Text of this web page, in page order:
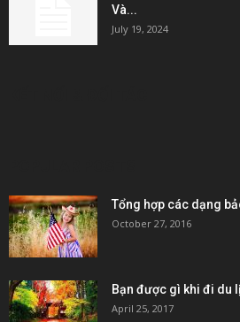
Và...
July 19, 2024
Tổng hợp các dạng
October 27, 2016
Bạn được gì khi đi du
April 25, 2017